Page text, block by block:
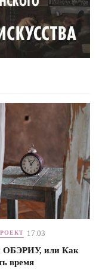
17.03
ОБЭРИУ, или Как
время